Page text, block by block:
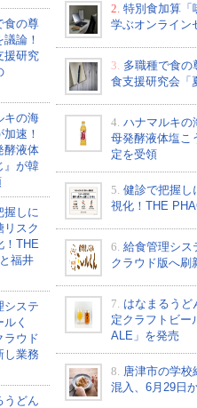
食の尊
論！
援研究
キの海
速！
酵液体
』が韓
握しに
リスク
！THE
福井
システ
く
ラウド
し業務
うどん
2. 特別食加算「
学ぶオンライン
3. 多職種で食の
食支援研究会「
4. ハナマルキの
母発酵液体塩こ
定を受領
5. 健診で把握し
視化！THE
6. 給食管理シス
クラウド版へ刷
7. はなまるうど
定クラフトビー
ALE」を発売
8. 唐津市の学校
混入、6月29日